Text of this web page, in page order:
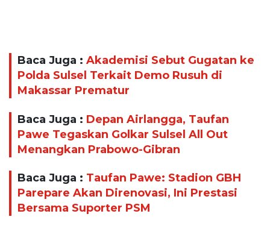
Baca Juga : Akademisi Sebut Gugatan ke
Polda Sulsel Terkait Demo Rusuh di
Makassar Prematur
Baca Juga : Depan Airlangga, Taufan
Pawe Tegaskan Golkar Sulsel All Out
Menangkan Prabowo-Gibran
Baca Juga : Taufan Pawe: Stadion GBH
Parepare Akan Direnovasi, Ini Prestasi
Bersama Suporter PSM